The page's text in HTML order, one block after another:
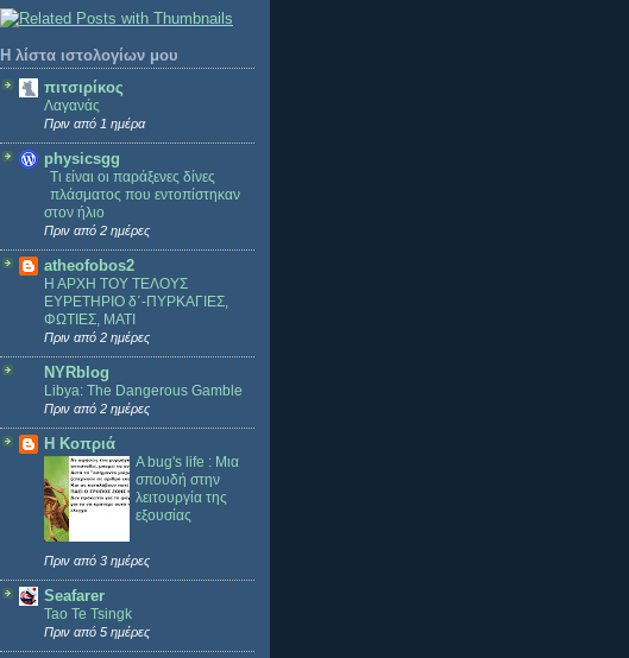
Η λίστα ιστολογίων μου
πιτσιρίκος
Λαγανάς
Πριν από 1 ημέρα
physicsgg
Τι είναι οι παράξενες δίνες
πλάσματος που εντοπίστηκαν
στον ήλιο
Πριν από 2 ημέρες
atheofobos2
Η ΑΡΧΗ ΤΟΥ ΤΕΛΟΥΣ
ΕΥΡΕΤΗΡΙΟ δ΄-ΠΥΡΚΑΓΙΕΣ,
ΦΩΤΙΕΣ, ΜΑΤΙ
Πριν από 2 ημέρες
NYRblog
Libya: The Dangerous Gamble
Πριν από 2 ημέρες
Η Κοπριά
A bug's life : Μια
σπουδή στην
λειτουργία της
εξουσίας
Πριν από 3 ημέρες
Seafarer
Tao Te Tsingk
Πριν από 5 ημέρες